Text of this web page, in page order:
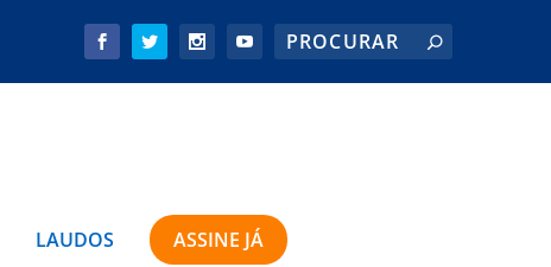
LAUDOS ASSINE JÁ